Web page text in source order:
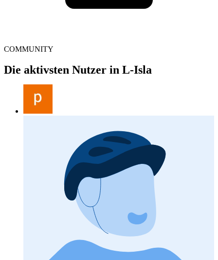
COMMUNITY
Die aktivsten Nutzer in L-Isla